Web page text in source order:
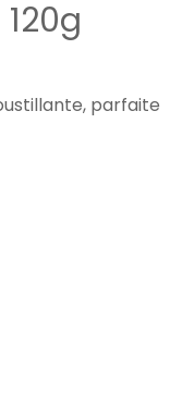
parfaite